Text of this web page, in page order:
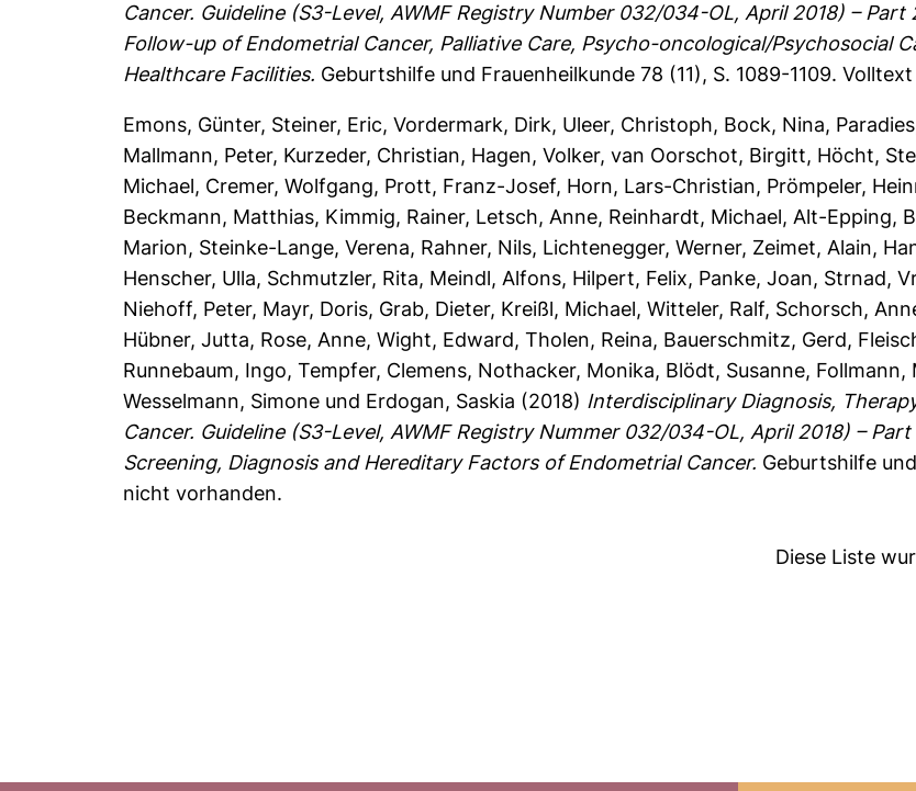
Cancer. Guideline (S3-Level, AWMF Registry Number 032/034-OL, April 2018) –
Follow-up of Endometrial Cancer, Palliative Care, Psycho-oncological/Psychosocial
Healthcare Facilities. Geburtshilfe und Frauenheilkunde 78 (11), S. 1089-1109.
Emons, Günter, Steiner, Eric,Vordermark, Dirk, Uleer, Christoph, Bock, Nina,
Mallmann, Peter, Kurzeder, Christian, Hagen, Volker,van Oorschot, Birgitt, Höcht,
Michael, Cremer, Wolfgang, Prott, Franz-Josef, Horn, Lars-Christian, Prömpeler,
Beckmann, Matthias, Kimmig, Rainer, Letsch, Anne, Reinhardt, Michael, Alt-Epping,
Marion, Steinke-Lange, Verena, Rahner, Nils, Lichtenegger, Werner, Zeimet, Alain,
Henscher, Ulla, Schmutzler, Rita, Meindl, Alfons, Hilpert, Felix, Panke, Joan, Strnad,
Niehoff, Peter, Mayr, Doris, Grab, Dieter, Kreißl, Michael,Witteler, Ralf, Schorsch,
Hübner, Jutta, Rose, Anne,Wight, Edward,Tholen, Reina, Bauerschmitz, Gerd,
Runnebaum, Ingo,Tempfer, Clemens, Nothacker, Monika, Blödt, Susanne, Follmann,
Wesselmann, Simone und Erdogan, Saskia (2018) Interdisciplinary Diagnosis,
Cancer. Guideline (S3-Level, AWMF Registry Nummer 032/034-OL, April 2018) –
Screening, Diagnosis and Hereditary Factors of Endometrial Cancer. Geburtshilfe
nicht vorhanden.
Diese Liste